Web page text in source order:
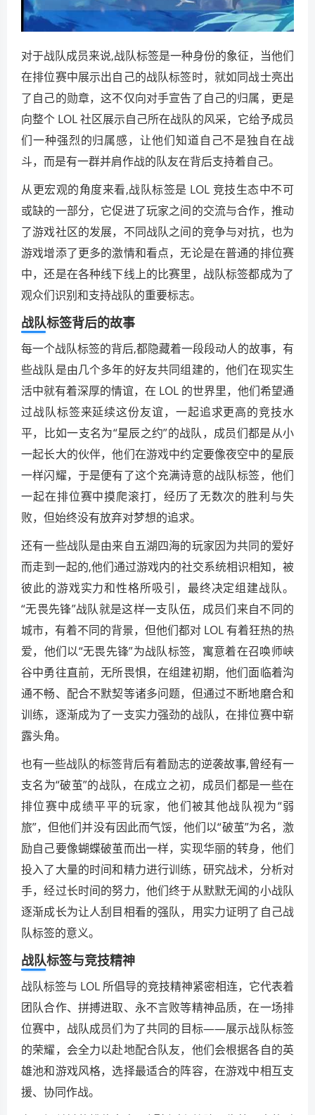
对于战队成员来说,战队标签是一种身份的象征，当他们
在排位赛中展示出自己的战队标签时，就如同战士亮出
了自己的勋章，这不仅向对手宣告了自己的归属，更是
向整个 LOL 社区展示自己所在战队的风采，它给予成员
们一种强烈的归属感，让他们知道自己不是独自在战
斗，而是有一群并肩作战的队友在背后支持着自己。
从更宏观的角度来看,战队标签是 LOL 竞技生态中不可
或缺的一部分，它促进了玩家之间的交流与合作，推动
了游戏社区的发展，不同战队之间的竞争与对抗，也为
游戏增添了更多的激情和看点，无论是在普通的排位赛
中，还是在各种线下线上的比赛里，战队标签都成为了
观众们识别和支持战队的重要标志。
战队标签背后的故事
每一个战队标签的背后,都隐藏着一段段动人的故事，有
些战队是由几个多年的好友共同组建的，他们在现实生
活中就有着深厚的情谊，在 LOL 的世界里，他们希望通
过战队标签来延续这份友谊，一起追求更高的竞技水
平，比如一支名为“星辰之约”的战队，成员们都是从小
一起长大的伙伴，他们在游戏中约定要像夜空中的星辰
一样闪耀，于是便有了这个充满诗意的战队标签，他们
一起在排位赛中摸爬滚打，经历了无数次的胜利与失
败，但始终没有放弃对梦想的追求。
还有一些战队是由来自五湖四海的玩家因为共同的爱好
而走到一起的,他们通过游戏内的社交系统相识相知，被
彼此的游戏实力和性格所吸引，最终决定组建战队。
“无畏先锋”战队就是这样一支队伍，成员们来自不同的
城市，有着不同的背景，但他们都对 LOL 有着狂热的热
爱，他们以“无畏先锋”为战队标签，寓意着在召唤师峡
谷中勇往直前，无所畏惧，在组建初期，他们面临着沟
通不畅、配合不默契等诸多问题，但通过不断地磨合和
训练，逐渐成为了一支实力强劲的战队，在排位赛中崭
露头角。
也有一些战队的标签背后有着励志的逆袭故事,曾经有一
支名为“破茧”的战队，在成立之初，成员们都是一些在
排位赛中成绩平平的玩家，他们被其他战队视为“弱
旅”，但他们并没有因此而气馁，他们以“破茧”为名，激
励自己要像蝴蝶破茧而出一样，实现华丽的转身，他们
投入了大量的时间和精力进行训练，研究战术，分析对
手，经过长时间的努力，他们终于从默默无闻的小战队
逐渐成长为让人刮目相看的强队，用实力证明了自己战
队标签的意义。
战队标签与竞技精神
战队标签与 LOL 所倡导的竞技精神紧密相连，它代表着
团队合作、拼搏进取、永不言败等精神品质，在一场排
位赛中，战队成员们为了共同的目标——展示战队标签
的荣耀，会全力以赴地配合队友，他们会根据各自的英
雄池和游戏风格，选择最适合的阵容，在游戏中相互支
援、协同作战。